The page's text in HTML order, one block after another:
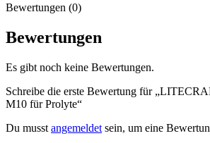
Bewertungen (0)
Bewertungen
Es gibt noch keine Bewertungen.
Schreibe die erste Bewertung für
M10 für Prolyte“
Du musst angemeldet sein, um eine